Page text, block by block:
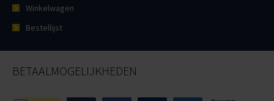
Winkelwagen
Bestellijst
BETAALMOGELIJKHEDEN